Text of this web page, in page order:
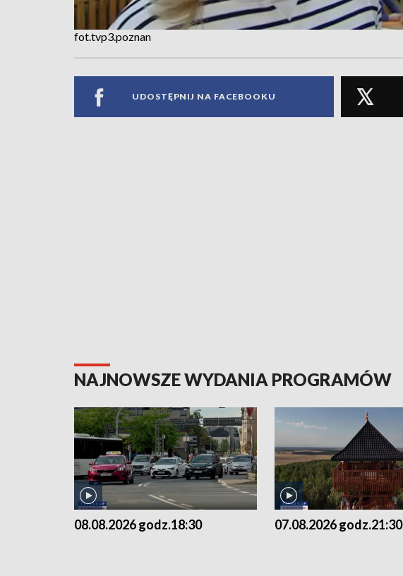
fot.tvp3.poznan
UDOSTĘPNIJ NA FACEBOOKU
NAJNOWSZE WYDANIA PROGRAMÓW
08.08.2026 godz.18:30 07.08.2026 godz.21:30